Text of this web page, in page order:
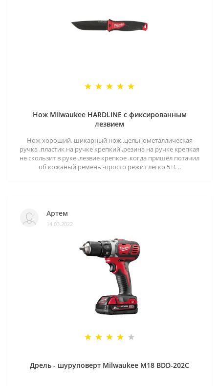
Нож Milwaukee HARDLINE с фиксированным
лезвием
Нож хороший. шикарный нож ,цельнометаллическая
ручка .пластик на ручке крепкий ,резина на ручке крепкая
не скользит в руке .лезвие крепкое .когда пришёл потачил
об кожаный ремень -просто режит легко 5+!. ..
Артем
14.03.2022
Дрель - шуруповерт Milwaukee M18 BDD-202C